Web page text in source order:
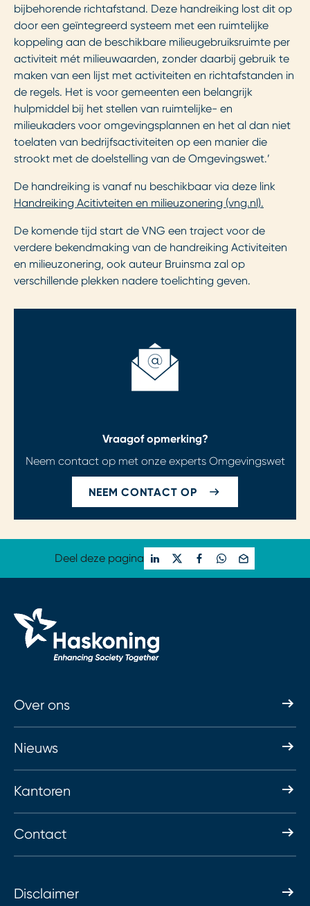
bijbehorende richtafstand. Deze handreiking lost dit op
door een geïntegreerd systeem met een ruimtelijke
koppeling aan de beschikbare milieugebruiksruimte per
activiteit mét milieuwaarden, zonder daarbij gebruik te
maken van een lijst met activiteiten en richtafstanden in
de regels. Het is voor gemeenten een belangrijk
hulpmiddel bij het stellen van ruimtelijke- en
milieukaders voor omgevingsplannen en het al dan niet
toelaten van bedrijfsactiviteiten op een manier die
strookt met de doelstelling van de Omgevingswet.’
De handreiking is vanaf nu beschikbaar via deze link
Handreiking Acitivteiten en milieuzonering (vng.nl).
De komende tijd start de VNG een traject voor de
verdere bekendmaking van de handreiking Activiteiten
en milieuzonering, ook auteur Bruinsma zal op
verschillende plekken nadere toelichting geven.
Vraagof opmerking?
Neem contact op met onze experts Omgevingswet
NEEM CONTACT OP
Deel deze pagina
Over ons
Nieuws
Kantoren
Contact
Disclaimer